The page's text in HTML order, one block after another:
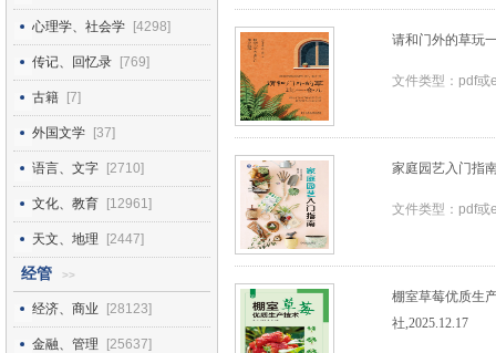
心理学、社会学 [4298]
传记、回忆录 [769]
古籍 [7]
外国文学 [37]
语言、文字 [2710]
文化、教育 [12961]
天文、地理 [2447]
经管 >>
经济、商业 [28123]
金融、管理 [25637]
请和门外的草玩
文件类型：pdf
家庭园艺入门指
文件类型：pdf
棚室草莓优质生
社,2025.12.17